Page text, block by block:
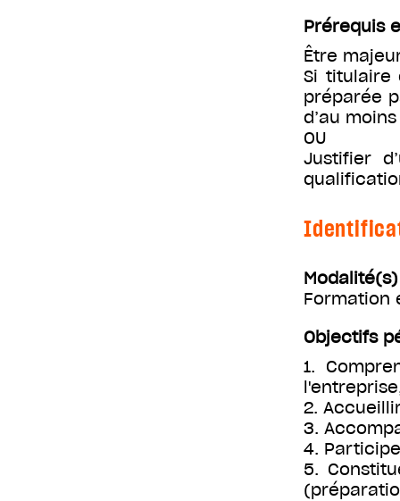
Prérequis
Être
Si titulaire
préparée
d’au
OU
Justifier
Formation
Objectifs
1.
2.
3.
4.
5.